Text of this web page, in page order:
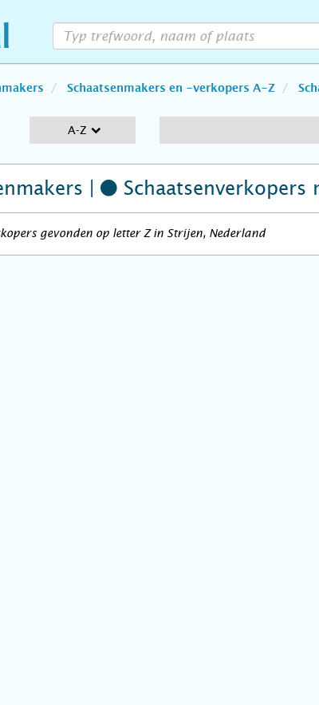
Schaatsenmakers en -verkopers A-Z
A-Z
| Schaatsenverkopers
gevonden op letter Z in Strijen, Nederland